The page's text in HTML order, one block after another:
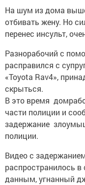
На шум из дома
отбивать жену. Но
перенес инсульт,
Разнорабочий с
расправился с
«Toyota Rav4»,
скрыться.
В это время
части полиции и
задержание
полиции.
Видео с
распространилось
данным, угнанный